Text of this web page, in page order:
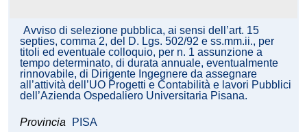
Avviso di selezione pubblica, ai sensi dell’art. 15
septies, comma 2, del D. Lgs. 502/92 e ss.mm.ii., per
titoli ed eventuale colloquio, per n. 1 assunzione a
tempo determinato, di durata annuale, eventualmente
rinnovabile, di Dirigente Ingegnere da assegnare
all’attività dell’UO Progetti e Contabilità e lavori Pubblici
dell’Azienda Ospedaliero Universitaria Pisana.
Provincia PISA